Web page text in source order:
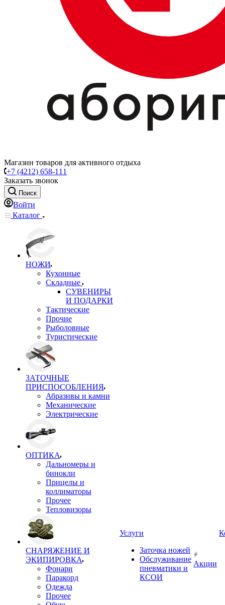
Магазин товаров для активного отдыха
+7 (4212) 658-111
Заказать звонок
Поиск
Войти
Каталог
НОЖИ
Кухонные
Складные
СУВЕНИРЫ
И ПОДАРКИ
Тактические
Прочие
Рыболовные
Туристические
ЗАТОЧНЫЕ
ПРИСПОСОБЛЕНИЯ
Абразивы и камни
Механические
Электрические
ОПТИКА
Дальномеры и
бинокли
Прицелы и
коллиматоры
Прочее
Тепловизоры
СНАРЯЖЕНИЕ И
ЭКИПИРОВКА
Фонари
Паракорд
Одежда
Прочее
Услуги
Заточка ножей
Обслуживание
пневматики и
КСОИ
Акции